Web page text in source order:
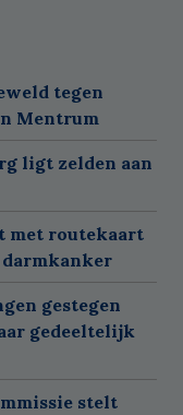
tegen
Mentrum
ligt zelden aan
met routekaart
gestegen
gedeeltelijk
stelt